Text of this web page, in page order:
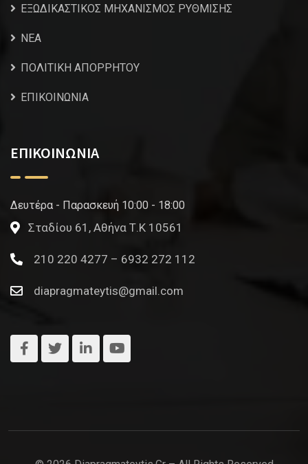
ΕΞΩΔΙΚΑΣΤΙΚΟΣ ΜΗΧΑΝΙΣΜΟΣ ΡΥΘΜΙΣΗΣ
NEA
ΠΟΛΙΤΙΚΗ ΑΠΟΡΡΗΤΟΥ
ΕΠΙΚΟΙΝΩΝΙΑ
ΕΠΙΚΟΙΝΩΝΙΑ
Δευτέρα - Παρασκευή 10:00 - 18:00
Σταδίου 61, Αθήνα Τ.Κ 10561
210 220 4277 – 6932 272 112
diapragmateytis@gmail.com